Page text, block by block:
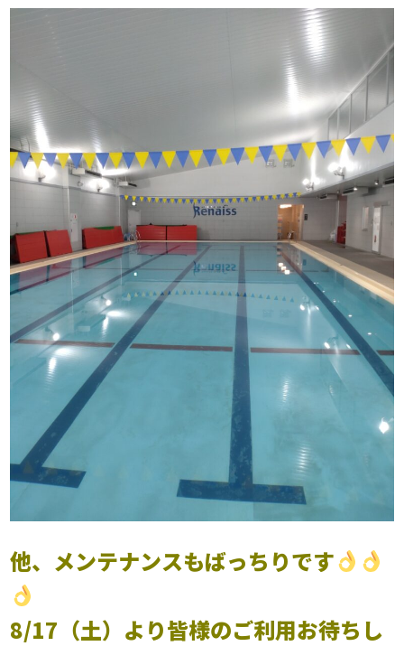
他、メンテナンスもばっちりです
8/17（土）より皆様のご利用お待ちし